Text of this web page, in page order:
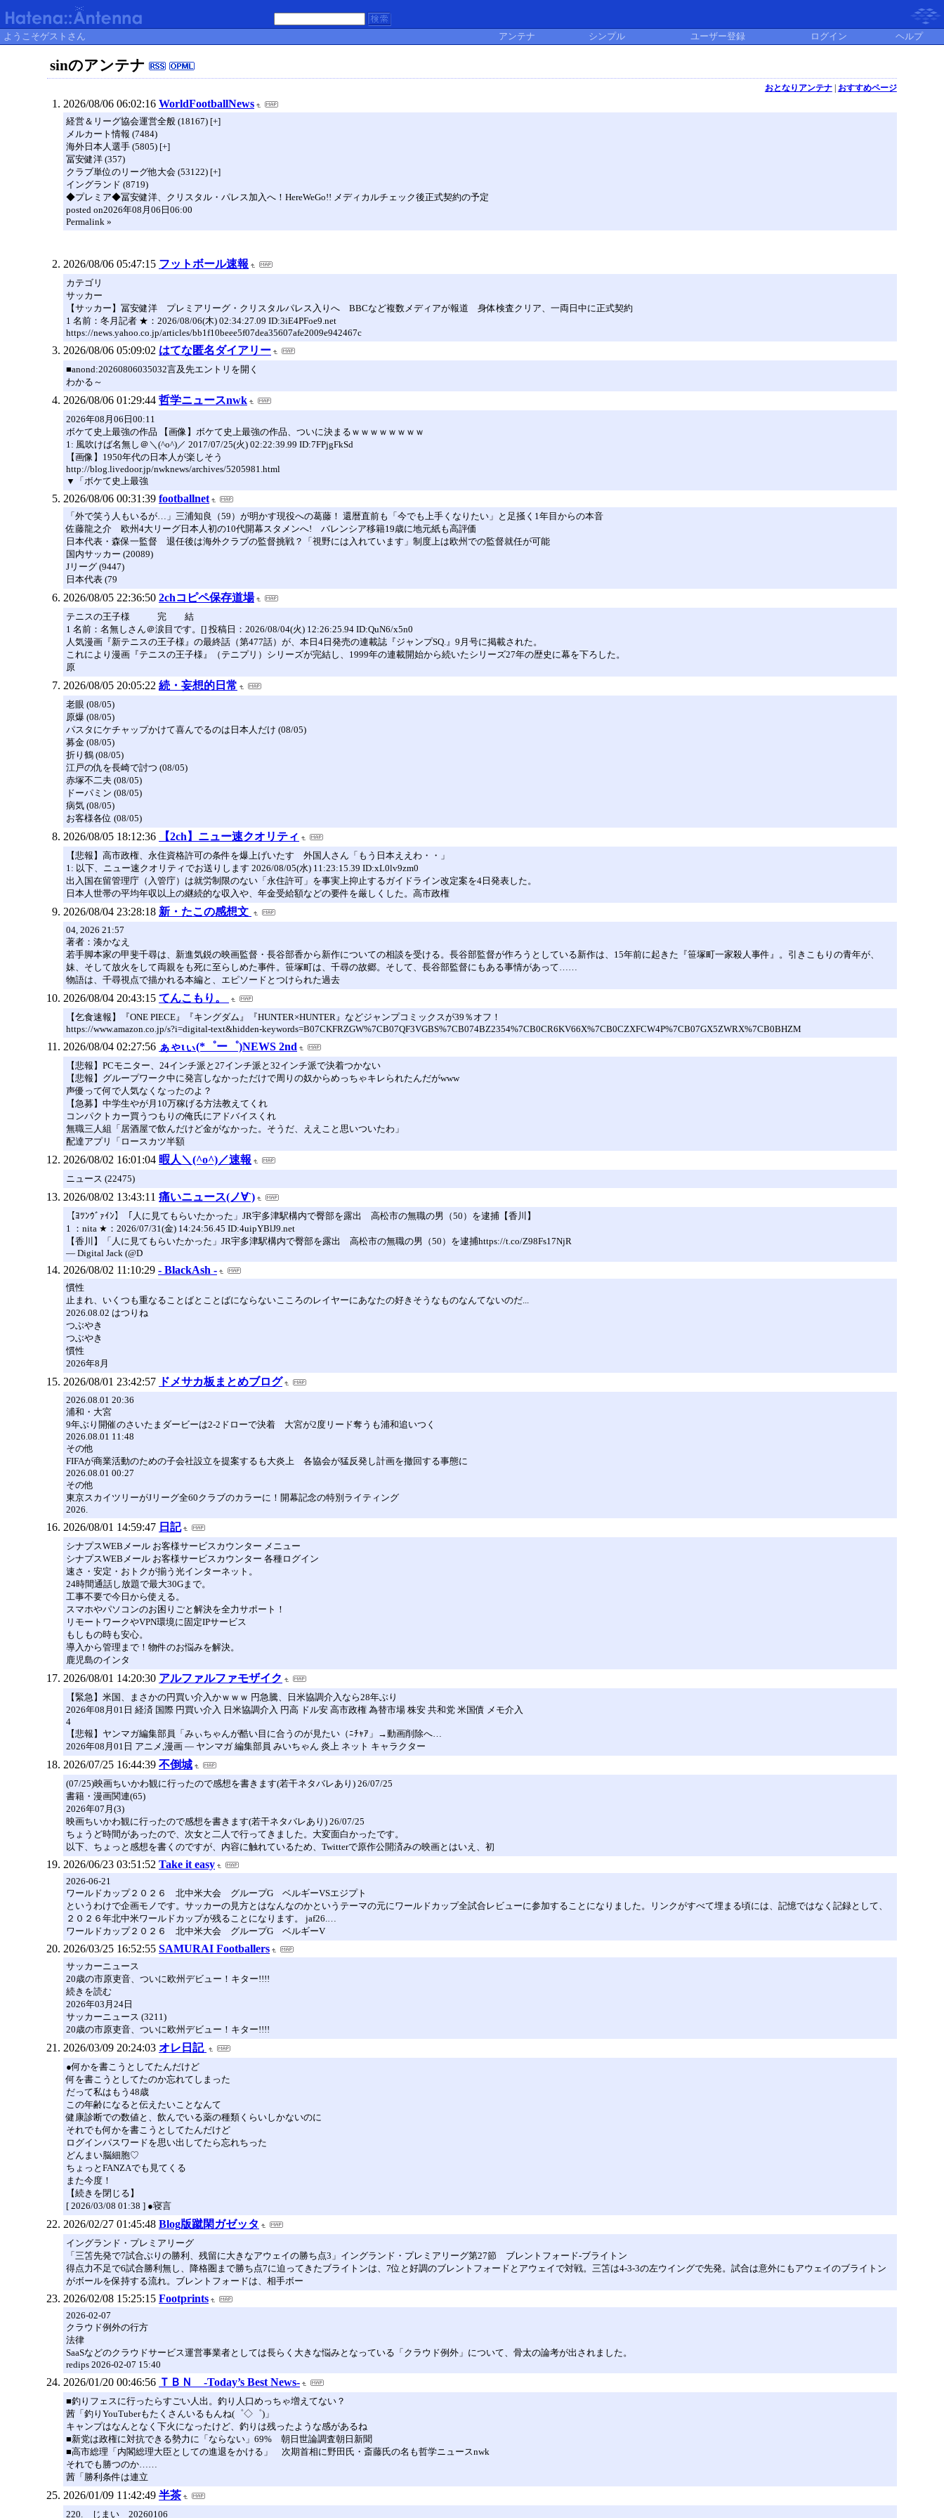
ようこそゲストさん アンテナ シンプル ユーザー登録 ログイン ヘルプ
sinのアンテナ
おとなりアンテナ| おすすめページ
2026/08/06 06:02:16 WorldFootballNews
経営＆リーグ協会運営全般 (18167) [+]
メルカート情報 (7484)
海外日本人選手 (5805) [+]
冨安健洋 (357)
クラブ単位のリーグ他大会 (53122) [+]
イングランド (8719)
◆プレミア◆冨安健洋、クリスタル・パレス加入へ！HereWeGo!! メディカルチェック後正式契約の予定
posted on2026年08月06日06:00
Permalink »
2026/08/06 05:47:15 フットボール速報
カテゴリ
サッカー
【サッカー】冨安健洋 プレミアリーグ・クリスタルパレス入りへ BBCなど複数メディアが報道 身体検査クリア、一両日中に正式契約
1 名前：冬月記者 ★：2026/08/06(木) 02:34:27.09 ID:3iE4PFoe9.net
https://news.yahoo.co.jp/articles/bb1f10beee5f07dea35607afe2009e942467c
2026/08/06 05:09:02 はてな匿名ダイアリー
■anond:20260806035032言及先エントリを開く
わかる～
2026/08/06 01:29:44 哲学ニュースnwk
2026年08月06日00:11
ボケて史上最強の作品 【画像】ボケて史上最強の作品、ついに決まるｗｗｗｗｗｗｗｗ
1: 風吹けば名無し＠＼(^o^)／ 2017/07/25(火) 02:22:39.99 ID:7FPjgFkSd
【画像】1950年代の日本人が楽しそう
http://blog.livedoor.jp/nwknews/archives/5205981.html
▼「ボケて史上最強
2026/08/06 00:31:39 footballnet
「外で笑う人もいるが…」三浦知良（59）が明かす現役への葛藤！ 還暦直前も「今でも上手くなりたい」と足掻く1年目からの本音
佐藤龍之介 欧州4大リーグ日本人初の10代開幕スタメンへ! バレンシア移籍19歳に地元紙も高評価
日本代表・森保一監督 退任後は海外クラブの監督挑戦？「視野には入れています」制度上は欧州での監督就任が可能
国内サッカー (20089)
Jリーグ (9447)
日本代表 (79
2026/08/05 22:36:50 2chコピペ保存道場
テニスの王子様 完 結
1 名前：名無しさん＠涙目です。[] 投稿日：2026/08/04(火) 12:26:25.94 ID:QuN6/x5n0
人気漫画『新テニスの王子様』の最終話（第477話）が、本日4日発売の連載誌『ジャンプSQ.』9月号に掲載された。
これにより漫画『テニスの王子様』（テニプリ）シリーズが完結し、1999年の連載開始から続いたシリーズ27年の歴史に幕を下ろした。
原
2026/08/05 20:05:22 続・妄想的日常
老眼 (08/05)
原爆 (08/05)
パスタにケチャップかけて喜んでるのは日本人だけ (08/05)
募金 (08/05)
折り鶴 (08/05)
江戸の仇を長崎で討つ (08/05)
赤塚不二夫 (08/05)
ドーパミン (08/05)
病気 (08/05)
お客様各位 (08/05)
2026/08/05 18:12:36 【2ch】ニュー速クオリティ
【悲報】高市政権、永住資格許可の条件を爆上げいたす 外国人さん「もう日本ええわ・・」
1: 以下、ニュー速クオリティでお送りします 2026/08/05(水) 11:23:15.39 ID:xL0lv9zm0
出入国在留管理庁（入管庁）は就労制限のない「永住許可」を事実上抑止するガイドライン改定案を4日発表した。
日本人世帯の平均年収以上の継続的な収入や、年金受給額などの要件を厳しくした。高市政権
2026/08/04 23:28:18 新・たこの感想文
04, 2026 21:57
著者：湊かなえ
若手脚本家の甲斐千尋は、新進気鋭の映画監督・長谷部香から新作についての相談を受ける。長谷部監督が作ろうとしている新作は、15年前に起きた『笹塚町一家殺人事件』。引きこもりの青年が、
妹、そして放火をして両親をも死に至らしめた事件。笹塚町は、千尋の故郷。そして、長谷部監督にもある事情があって……
物語は、千尋視点で描かれる本編と、エピソードとつけられた過去
2026/08/04 20:43:15 てんこもり。
【乞食速報】『ONE PIECE』『キングダム』『HUNTER×HUNTER』などジャンプコミックスが39％オフ！
https://www.amazon.co.jp/s?i=digital-text&hidden-keywords=B07CKFRZGW%7CB07QF3VGBS%7CB074BZ2354%7CB0CR6KV66X%7CB0CZXFCW4P%7CB07GX5ZWRX%7CB0BHZM
2026/08/04 02:27:56 ぁゃιぃ(*゜ー゜)NEWS 2nd
【悲報】PCモニター、24インチ派と27インチ派と32インチ派で決着つかない
【悲報】グループワーク中に発言しなかっただけで周りの奴からめっちゃキレられたんだがwww
声優って何で人気なくなったのよ？
【急募】中学生やが月10万稼げる方法教えてくれ
コンパクトカー買うつもりの俺氏にアドバイスくれ
無職三人組「居酒屋で飲んだけど金がなかった。そうだ、ええこと思いついたわ」
配達アプリ「ロースカツ半額
2026/08/02 16:01:04 暇人＼(^o^)／速報
ニュース (22475)
2026/08/02 13:43:11 痛いニュース(ノ∀`)
【ﾖﾂﾝｳﾞｧｲﾝ】「人に見てもらいたかった」JR宇多津駅構内で臀部を露出 高松市の無職の男（50）を逮捕【香川】
1 ：nita ★：2026/07/31(金) 14:24:56.45 ID:4uipYBlJ9.net
【香川】「人に見てもらいたかった」JR宇多津駅構内で臀部を露出 高松市の無職の男（50）を逮捕https://t.co/Z98Fs17NjR
— Digital Jack (@D
2026/08/02 11:10:29 - BlackAsh -
慣性
止まれ、いくつも重なることばとことばにならないこころのレイヤーにあなたの好きそうなものなんてないのだ...
2026.08.02 はつりね
つぶやき
つぶやき
慣性
2026年8月
2026/08/01 23:42:57 ドメサカ板まとめブログ
2026.08.01 20:36
浦和・大宮
9年ぶり開催のさいたまダービーは2-2ドローで決着 大宮が2度リード奪うも浦和追いつく
2026.08.01 11:48
その他
FIFAが商業活動のための子会社設立を提案するも大炎上 各協会が猛反発し計画を撤回する事態に
2026.08.01 00:27
その他
東京スカイツリーがJリーグ全60クラブのカラーに！開幕記念の特別ライティング
2026.
2026/08/01 14:59:47 日記
シナプスWEBメール お客様サービスカウンター メニュー
シナプスWEBメール お客様サービスカウンター 各種ログイン
速さ・安定・おトクが揃う光インターネット。
24時間通話し放題で最大30Gまで。
工事不要で今日から使える。
スマホやパソコンのお困りごと解決を全力サポート！
リモートワークやVPN環境に固定IPサービス
もしもの時も安心。
導入から管理まで！物件のお悩みを解決。
鹿児島のインタ
2026/08/01 14:20:30 アルファルファモザイク
【緊急】米国、まさかの円買い介入かｗｗｗ 円急騰、日米協調介入なら28年ぶり
2026年08月01日 経済 国際 円買い介入 日米協調介入 円高 ドル安 高市政権 為替市場 株安 共和党 米国債 メモ介入
4
【悲報】ヤンマガ編集部員「みぃちゃんが酷い目に合うのが見たい（ﾆﾁｬｱ」→動画削除へ…
2026年08月01日 アニメ,漫画 ― ヤンマガ 編集部員 みいちゃん 炎上 ネット キャラクター
2026/07/25 16:44:39 不倒城
(07/25)映画ちいかわ観に行ったので感想を書きます(若干ネタバレあり) 26/07/25
書籍・漫画関連(65)
2026年07月(3)
映画ちいかわ観に行ったので感想を書きます(若干ネタバレあり) 26/07/25
ちょうど時間があったので、次女と二人で行ってきました。大変面白かったです。
以下、ちょっと感想を書くのですが、内容に触れているため、Twitterで原作公開済みの映画とはいえ、初
2026/06/23 03:51:52 Take it easy
2026-06-21
ワールドカップ２０２６ 北中米大会 グループG ベルギーVSエジプト
というわけで企画モノです。サッカーの見方とはなんなのかというテーマの元にワールドカップ全試合レビューに参加することになりました。リンクがすべて埋まる頃には、記憶ではなく記録として、
２０２６年北中米ワールドカップが残ることになります。 jaf26.…
ワールドカップ２０２６ 北中米大会 グループG ベルギーV
2026/03/25 16:52:55 SAMURAI Footballers
サッカーニュース
20歳の市原吏音、ついに欧州デビュー！キター!!!!
続きを読む
2026年03月24日
サッカーニュース (3211)
20歳の市原吏音、ついに欧州デビュー！キター!!!!
2026/03/09 20:24:03 オレ日記
●何かを書こうとしてたんだけど
何を書こうとしてたのか忘れてしまった
だって私はもう48歳
この年齢になると伝えたいことなんて
健康診断での数値と、飲んでいる薬の種類くらいしかないのに
それでも何かを書こうとしてたんだけど
ログインパスワードを思い出してたら忘れちった
どんまい脳細胞♡
ちょっとFANZAでも見てくる
また今度！
【続きを閉じる】
[ 2026/03/08 01:38 ] ●寝言
2026/02/27 01:45:48 Blog版蹴閑ガゼッタ
イングランド・プレミアリーグ
「三笘先発で7試合ぶりの勝利、残留に大きなアウェイの勝ち点3」イングランド・プレミアリーグ第27節 ブレントフォード-ブライトン
得点力不足で6試合勝利無し、降格圏まで勝ち点7に迫ってきたブライトンは、7位と好調のブレントフォードとアウェイで対戦。三笘は4-3-3の左ウイングで先発。試合は意外にもアウェイのブライトン
がボールを保持する流れ。ブレントフォードは、相手ボー
2026/02/08 15:25:15 Footprints
2026-02-07
クラウド例外の行方
法律
SaaSなどのクラウドサービス運営事業者としては長らく大きな悩みとなっている「クラウド例外」について、骨太の論考が出されました。
redips 2026-02-07 15:40
2026/01/20 00:46:56 ＴＢＮ -Today’s Best News-
■釣りフェスに行ったらすごい人出。釣り人口めっちゃ増えてない？
茜「釣りYouTuberもたくさんいるもんね(゜◇゜)」
キャンプはなんとなく下火になったけど、釣りは残ったような感があるね
■新党は政権に対抗できる勢力に「ならない」69% 朝日世論調査朝日新聞
■高市総理「内閣総理大臣としての進退をかける」 次期首相に野田氏・斎藤氏の名も哲学ニュースnwk
それでも勝つのか……
茜「勝利条件は連立
2026/01/09 11:42:49 半茶
220. じまい 20260106